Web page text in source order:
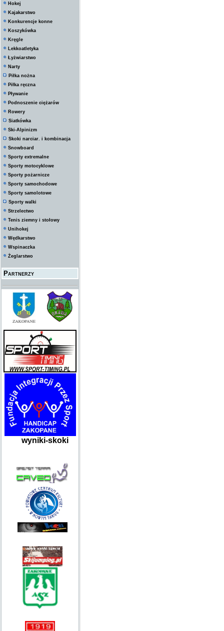
Hokej
Kajakarstwo
Konkurencje konne
Koszykówka
Kręgle
Lekkoatletyka
Łyżwiarstwo
Narty
Piłka nożna
Piłka ręczna
Pływanie
Podnoszenie ciężarów
Rowery
Siatkówka
Ski-Alpinizm
Skoki narciar. i kombinacja
Snowboard
Sporty extremalne
Sporty motocyklowe
Sporty pożarnicze
Sporty samochodowe
Sporty samolotowe
Sporty walki
Strzelectwo
Tenis ziemny i stołowy
Unihokej
Wędkarstwo
Wspinaczka
Żeglarstwo
Partnerzy
wyniki-skoki